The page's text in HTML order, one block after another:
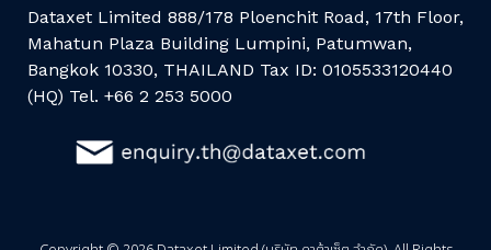
Dataxet Limited 888/178 Ploenchit Road, 17th Floor,
Mahatun Plaza Building Lumpini, Patumwan,
Bangkok 10330, THAILAND Tax ID: 0105533120440
(HQ) Tel. +66 2 253 5000